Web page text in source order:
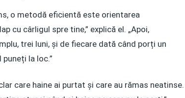
o metodă eficientă este orientarea
cu cârligul spre tine,” explică el. „Apoi,
trei luni, și de fiecare dată când porți un
la loc.”
care haine ai purtat și care au rămas neatinse.